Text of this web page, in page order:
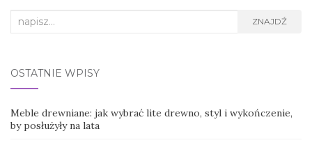
Search
ZNAJDŹ
OSTATNIE WPISY
Meble drewniane: jak wybrać lite drewno, styl i wykończenie,
by posłużyły na lata